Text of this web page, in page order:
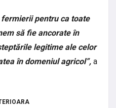
pentru ca toate
să fie ancorate în
legitime ale celor
în domeniul agricol”, a